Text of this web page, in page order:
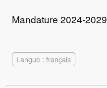
Mandature 2024-2029
Langue : français